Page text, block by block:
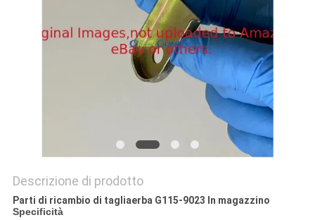
Descrizione di prodotto
Parti di ricambio di tagliaerba G115-9023 In magazzino
Specificità